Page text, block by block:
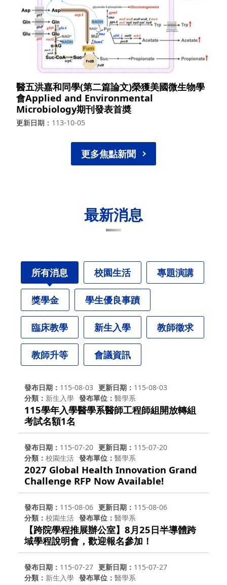
醫五洪嘉和同學(第二篇論文)榮獲美國微生物學
會Applied and Environmental
Microbiology期刊發表首奬
更新日期 113-10-05
更多焦點新聞
最新消息
所有消息 校園生活 專題演講
獎學金 學生優良事蹟
臨床教學 新生入學 教師徵求
教師升等 會議資訊
發布日期 115-08-03 更新日期
115-08-03
分類
新生入學 發布單位 醫學系
115學年入學醫學系醫師工程師組開放轉組
考試名額1名
發布日期 115-07-20 更新日期
115-07-20
分類
校園生活 發布單位 醫學系
2027 Global Health Innovation Grand
Challenge RFP Now Available!
發布日期 115-08-06 更新日期
115-08-06
分類
校園生活 發布單位 醫學系
【跨院學程推展辦公室】8月25日半導體跨
域學程說明會，歡迎報名參加！
發布日期 115-07-27 更新日期
115-07-27
分類
新生入學 發布單位 醫學系